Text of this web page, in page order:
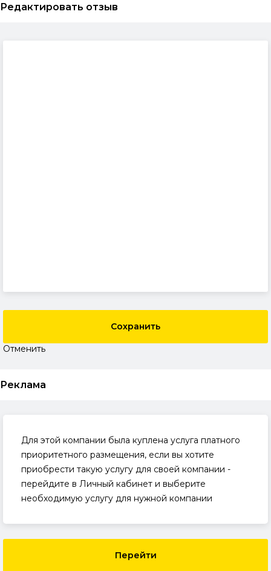
Редактировать отзыв
Сохранить
Отменить
Реклама
Для этой компании была куплена услуга платного
приоритетного размещения, если вы хотите
приобрести такую услугу для своей компании -
перейдите в Личный кабинет и выберите
необходимую услугу для нужной компании
Перейти